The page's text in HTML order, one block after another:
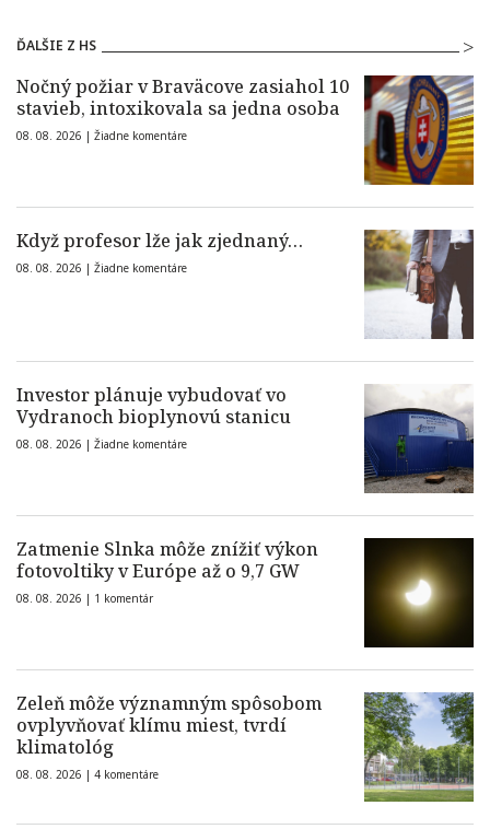
ĎALŠIE Z HS
Nočný požiar v Braväcove zasiahol 10
stavieb, intoxikovala sa jedna osoba
08. 08. 2026 | Žiadne komentáre
Když profesor lže jak zjednaný…
08. 08. 2026 | Žiadne komentáre
Investor plánuje vybudovať vo
Vydranoch bioplynovú stanicu
08. 08. 2026 | Žiadne komentáre
Zatmenie Slnka môže znížiť výkon
fotovoltiky v Európe až o 9,7 GW
08. 08. 2026 | 1 komentár
Zeleň môže významným spôsobom
ovplyvňovať klímu miest, tvrdí
klimatológ
08. 08. 2026 | 4 komentáre